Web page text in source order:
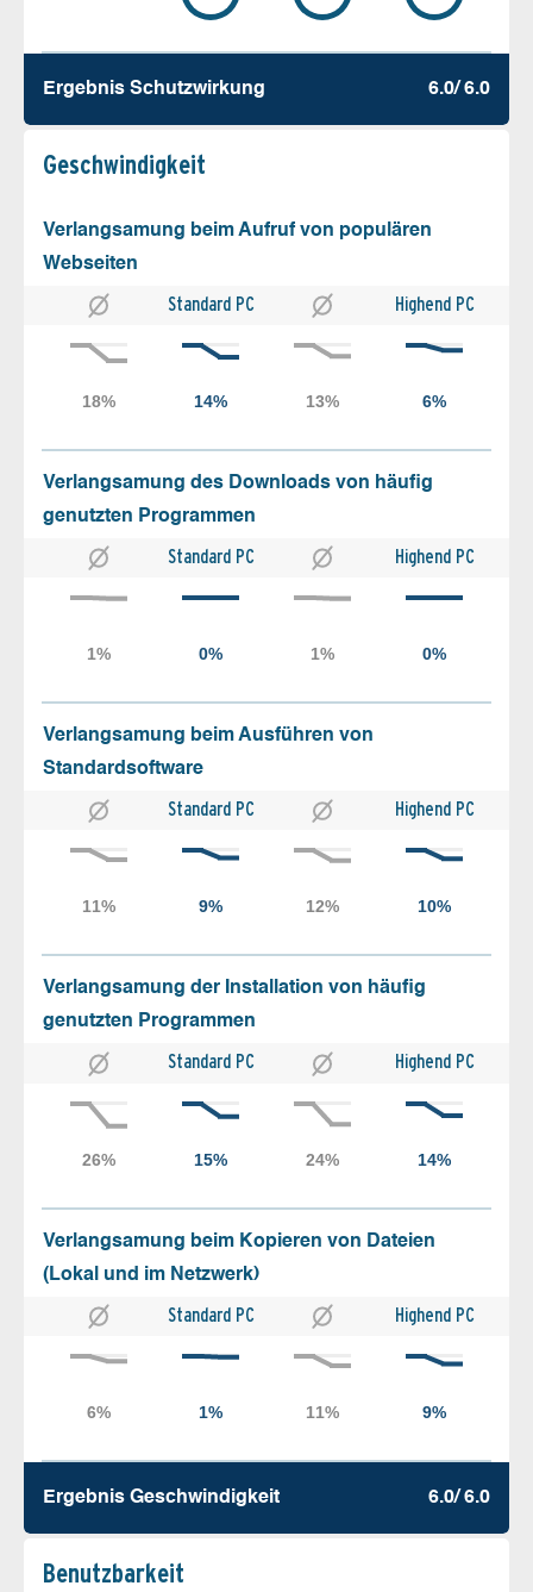
Ergebnis Schutz­wirkung 6.0/ 6.0
Geschw­indigkeit
Verlangsamung beim Aufruf von populären
Webseiten
Standard PC Highend PC
Verlangsamung des Downloads von häufig
genutzten Programmen
Standard PC Highend PC
Verlangsamung beim Ausführen von
Standardsoftware
Standard PC Highend PC
Verlangsamung der Installation von häufig
genutzten Programmen
Standard PC Highend PC
Verlangsamung beim Kopieren von Dateien
(Lokal und im Netzwerk)
Standard PC Highend PC
Ergebnis Geschw­indigkeit 6.0/ 6.0
Benutz­barkeit